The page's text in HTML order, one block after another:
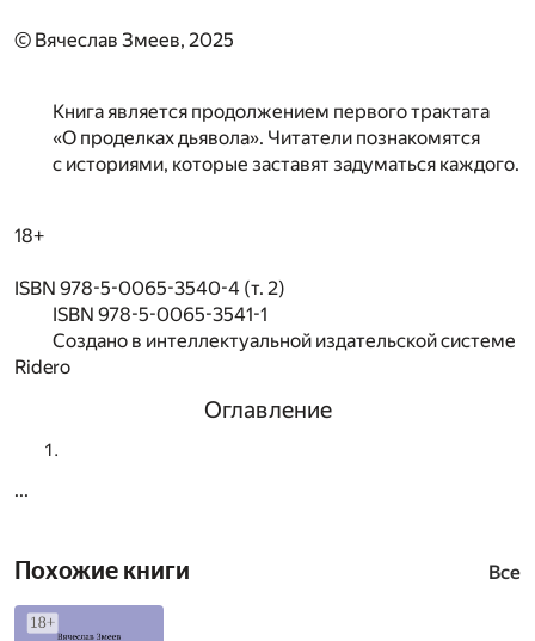
© Вячеслав Змеев, 2025
Книга является продолжением первого трактата
«О проделках дьявола». Читатели познакомятся
с историями, которые заставят задуматься каждого.
18+
ISBN 978-5-0065-3540-4 (т. 2)
ISBN 978-5-0065-3541-1
Создано в интеллектуальной издательской системе
Ridero
Оглавление
...
Похожие книги Все